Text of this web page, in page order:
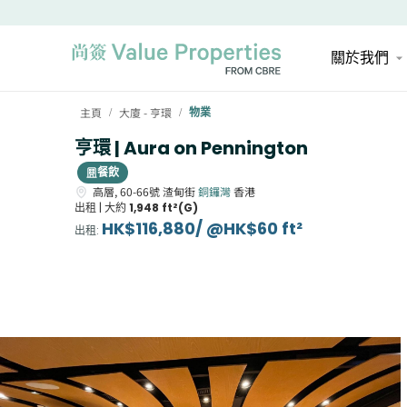
關於我們
主頁 / 大廈 - 亨環 / 物業
亨環 | Aura on Pennington
餐飲
高層,60-66號渣甸街銅鑼灣香港
出租 | 大約 1,948 ft²(G)
出租: HK$116,880/ @HK$60 ft²